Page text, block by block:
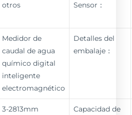
otros Sensor：
Medidor de
caudal de agua
químico digital
inteligente
electromagnético
Detalles del
embalaje：
3-2813mm
Capacidad de